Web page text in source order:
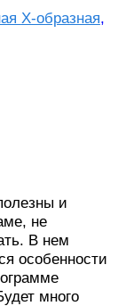
Х-образная,
и
не
В нем
особенности
много